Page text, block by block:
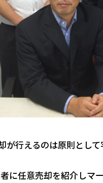
行えるのは原則として
に任意売却を紹介しマ